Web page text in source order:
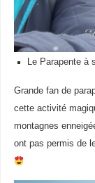
Le Parapente à
Grande fan de
cette activité
montagnes
ont pas permis de